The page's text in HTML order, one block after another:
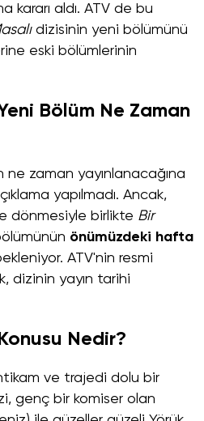
kararı aldı. ATV de bu
dizisinin yeni bölümünü
eski bölümlerinin
Bölüm Ne Zaman
zaman yayınlanacağına
yapılmadı. Ancak,
dönmesiyle birlikte Bir
önümüzdeki hafta
ATV'nin resmi
dizinin yayın tarihi
Nedir?
ve trajedi dolu bir
genç bir komiser olan